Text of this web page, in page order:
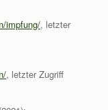
impfung/, letzter
, letzter Zugriff